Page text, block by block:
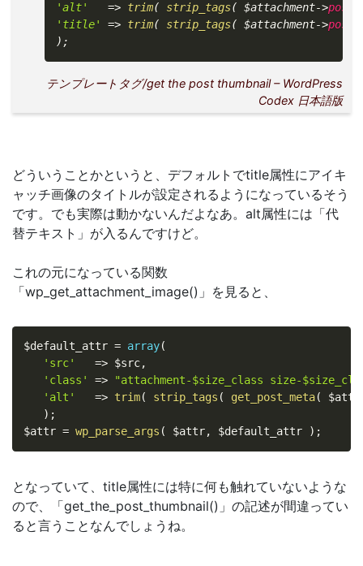
'alt'
=> trim( strip_tags( $attachment->
'title'
=> trim( strip_tags( $attachment->
) ;
テンプレートタグ/get the post thumbnail – WordPress
Codex 日本語版
どういうことかというと、デフォルトでtitle属性にアイキ
ャッチ画像のタイトルが設定されるようになっているそう
です。でも実際は動かないんだよなあ。alt属性には「代
替テキスト」が入るんですけど。
これの元になっている関数
「wp_get_attachment_image()」を見ると、
$default_attr = array(
'src'
=> $src,
'class'
=>
"attachment-$size_class size-
'alt'
=> trim( strip_tags ( get_post_meta(
) ;
$attr = wp_parse_args ( $attr, $default_attr ) ;
となっていて、title属性には特に何も触れていないような
ので、「get_the_post_thumbnail()」の記述が間違ってい
ると言うことなんでしょうね。